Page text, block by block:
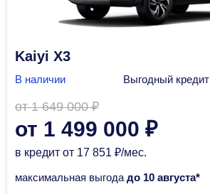
Kaiyi X3
В наличии Выгодный кредит
от 1 649 000 ₽
от 1 499 000 ₽
в кредит от 17 851 ₽/мec.
максимальная выгода до 10 августа*